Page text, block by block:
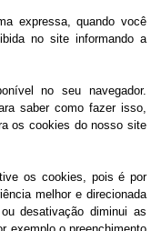
expressa, quando você
no site informando a
no seu navegador.
saber como fazer isso,
os cookies do nosso site
os cookies, pois é por
melhor e direcionada
desativação diminui as